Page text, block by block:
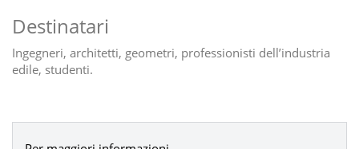
Destinatari
Ingegneri, architetti, geometri, professionisti dell’industria
edile, studenti.